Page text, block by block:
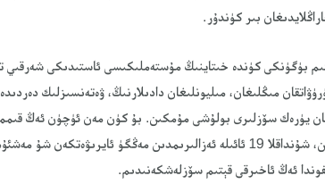
بىر كۈندۇر.
بۈگۈنكى كۈندە خىتاينىڭ مۇستەملىكىسى ئاستىدىكى شەرقىي
مىڭلىغان، مىليونلىغان دادىلارنىڭ، ۋەتەنسىزلىك
يۈرەك سۆزلىرى بولۇشى مۇمكىن. بۇ كۈن مەن ئۈچۈن ئەڭ